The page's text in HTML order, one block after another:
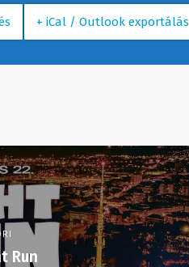
+ iCal / Outlook exportálás
Run